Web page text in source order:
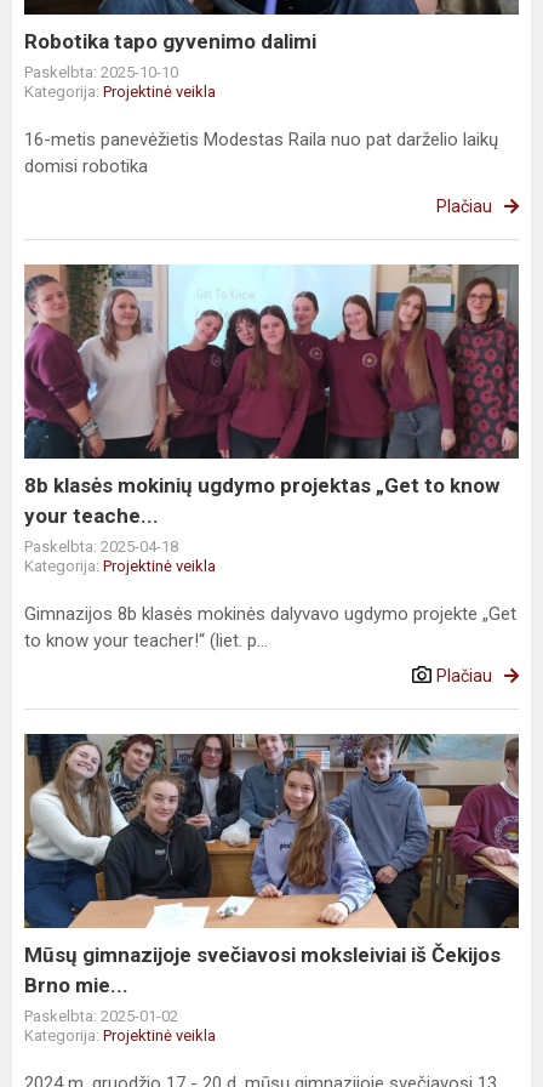
Robotika tapo gyvenimo dalimi
Paskelbta: 2025-10-10
Kategorija: Projektinė veikla
16-metis panevėžietis Modestas Raila nuo pat darželio laikų
domisi robotika
Plačiau
8b
klasės
mokinių
ugdymo
projektas
„Get
to
know
your
teache...
8b klasės mokinių ugdymo projektas „Get to know
your teache...
Paskelbta: 2025-04-18
Kategorija: Projektinė veikla
Gimnazijos 8b klasės mokinės dalyvavo ugdymo projekte „Get
to know your teacher!“ (liet. p...
Plačiau
Mūsų
gimnazijoje
svečiavosi
moksleiviai
iš
Čekijos
Brno
mie...
Mūsų gimnazijoje svečiavosi moksleiviai iš Čekijos
Brno mie...
Paskelbta: 2025-01-02
Kategorija: Projektinė veikla